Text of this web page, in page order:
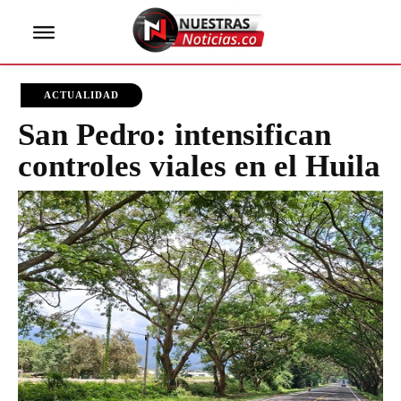
ACTUALIDAD
San Pedro: intensifican
controles viales en el Huila